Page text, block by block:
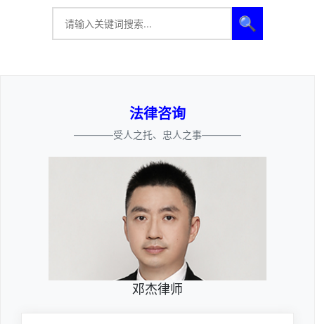
🔍
法律咨询
————受人之托、忠人之事————
邓杰律师